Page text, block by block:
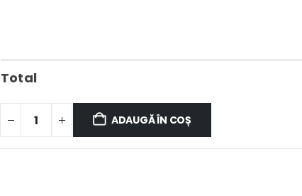
Total
ADAUGĂ ÎN COȘ